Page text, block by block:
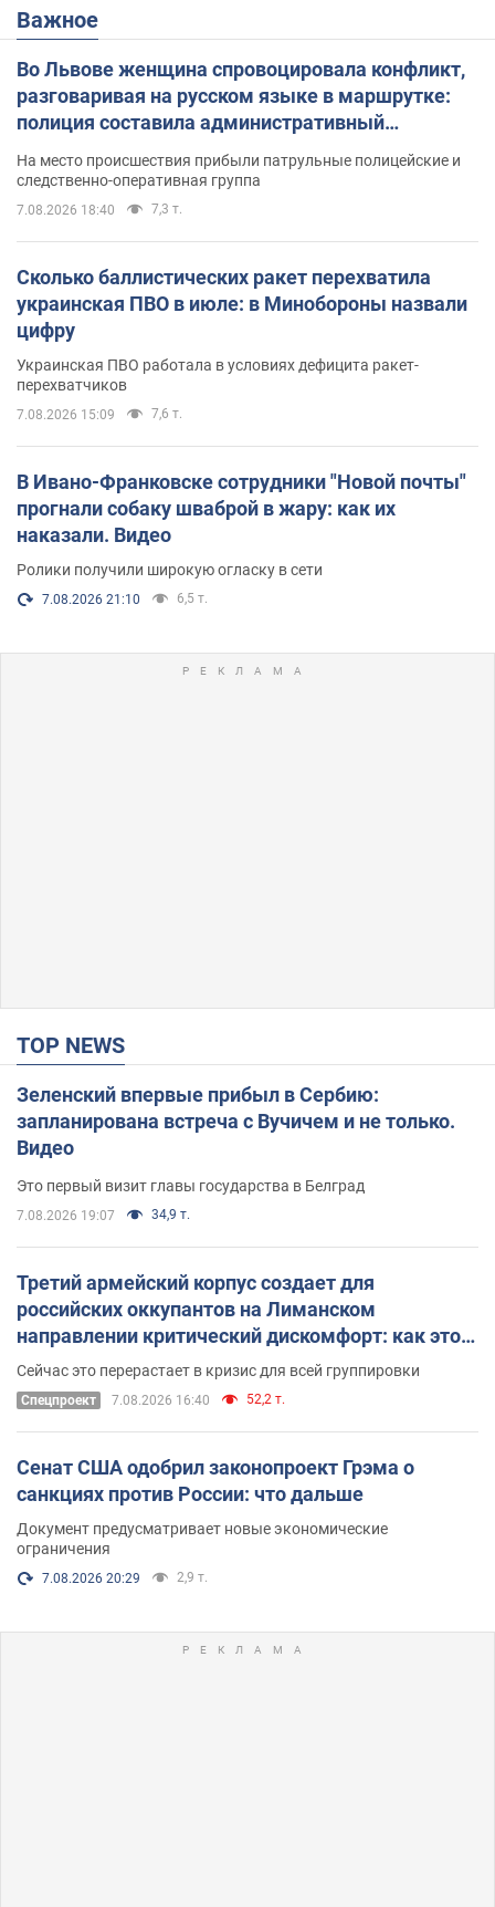
Важное
Во Львове женщина спровоцировала конфликт,
разговаривая на русском языке в маршрутке:
полиция составила административный
На место происшествия прибыли патрульные полицейские и
следственно-оперативная группа
7.08.2026 18:40 7,3 т.
Сколько баллистических ракет перехватила
украинская ПВО в июле: в Минобороны назвали
цифру
Украинская ПВО работала в условиях дефицита ракет-
перехватчиков
7.08.2026 15:09 7,6 т.
В Ивано-Франковске сотрудники "Новой почты"
прогнали собаку шваброй в жару: как их
наказали. Видео
Ролики получили широкую огласку в сети
7.08.2026 21:10 6,5 т.
TOP NEWS
Зеленский впервые прибыл в Сербию:
запланирована встреча с Вучичем и не только.
Видео
Это первый визит главы государства в Белград
7.08.2026 19:07 34,9 т.
Третий армейский корпус создает для
российских оккупантов на Лиманском
направлении критический дискомфорт: как это
удалось
Сейчас это перерастает в кризис для всей группировки
Спецпроект 7.08.2026 16:40 52,2 т.
Сенат США одобрил законопроект Грэма о
санкциях против России: что дальше
Документ предусматривает новые экономические
ограничения
7.08.2026 20:29 2,9 т.